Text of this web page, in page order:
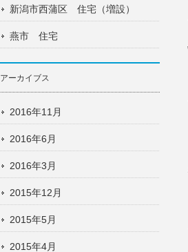
新潟市西蒲区 住宅（増設）
燕市 住宅
アーカイブス
2016年11月
2016年6月
2016年3月
2015年12月
2015年5月
2015年4月